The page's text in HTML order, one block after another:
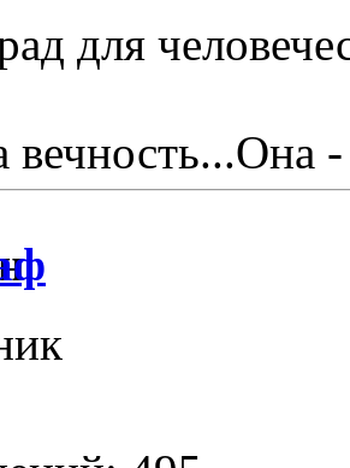
для
вечность...Она